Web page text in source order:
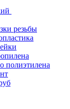
резьбы
полиэтилена